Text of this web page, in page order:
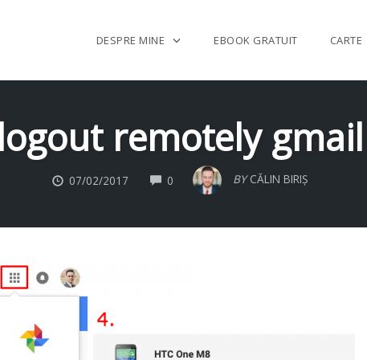
DESPRE MINE EBOOK GRATUIT CARTE
logout remotely gmail
07/02/2017 0 COMMENTS BY CĂLIN BIRIȘ